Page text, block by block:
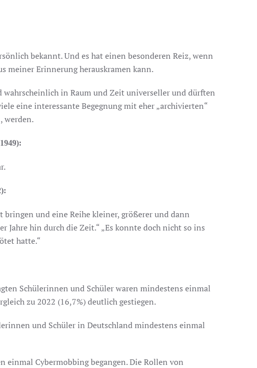
bekannt. Und es hat einen besonderen Reiz, wenn
meiner Erinnerung herauskramen kann.
in Raum und Zeit universeller und dürften
eine interessante Begegnung mit eher „archivierten“
werden.
bringen und eine Reihe kleiner, größerer und dann
hin durch die Zeit.“ „Es konnte doch nicht so ins
hatte.“
Schülerinnen und Schüler waren mindestens einmal
zu 2022 (16,7%) deutlich gestiegen.
und Schüler in Deutschland mindestens einmal
einmal Cybermobbing begangen. Die Rollen von